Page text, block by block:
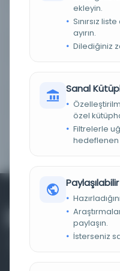
DEMIRBAŞ NUMARASI
Salih
93b
ekleyin.
Sınırsız
ayırın.
Dilediğiniz
Sanal
özel
Filtrelerle
hedeflenen
paylaşın.
İsterseniz